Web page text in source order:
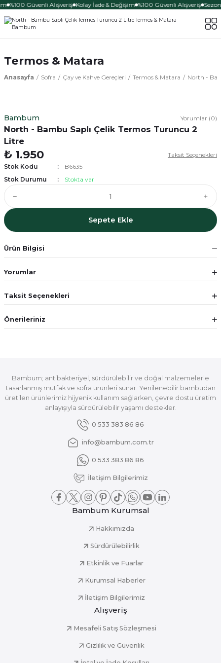
%100 Güvenli Alışveriş Kolay İade & Değişim %100 Güvenli Alışveriş
Termos & Matara
Anasayfa Sofra Çay ve Kahve Gereçleri Termos & Matara North -
Bambum Yorumlar (0)
North - Bambu Saplı Çelik Termos Turuncu 2
Litre
₺ 1.950
Taksit Seçenekleri
Stok Kodu
B6635
Stok Durumu
Stokta var
Sepete Ekle
Ürün Bilgisi
Yorumlar
Taksit Seçenekleri
Önerileriniz
Bambum; antibakteriyel, sürdürülebilir ve doğal malzemelerle
tasarlanmış mutfak ve sofra ürünleri sunar. Yenilenebilir bambudan
üretilen ürünlerimiz hijyenik kullanım sağlarken, çevre dostu üretim
anlayışıyla sürdürülebilir yaşamı destekler.
0 533 383 86 86
info@bambum.com.tr
0 533 383 86 86
İletişim Bilgilerimiz
Bambum Kurumsal
Hakkımızda
Sürdürülebilirlik
Etkinlik ve Fuarlar
Kurumsal Haberler
İletişim Bilgilerimiz
Alışveriş
Mesafeli Satış Sözleşmesi
Gizlilik ve Güvenlik